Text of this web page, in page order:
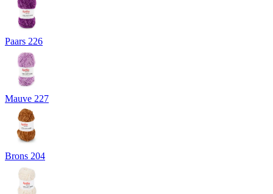
Paars 226
Mauve 227
Brons 204